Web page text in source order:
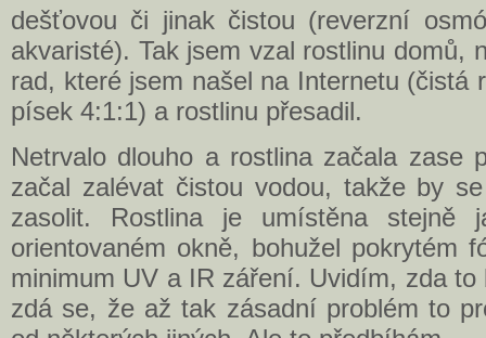
dešťovou či jinak čistou (reverzní
akvaristé). Tak jsem vzal rostlinu domů,
rad, které jsem našel na Internetu (čistá
písek 4:1:1) a rostlinu přesadil.
Netrvalo dlouho a rostlina začala zase
začal zalévat čistou vodou, takže by
zasolit. Rostlina je umístěna stejně
orientovaném okně, bohužel pokrytém
minimum UV a IR záření. Uvidím, zda
zdá se, že až tak zásadní problém to